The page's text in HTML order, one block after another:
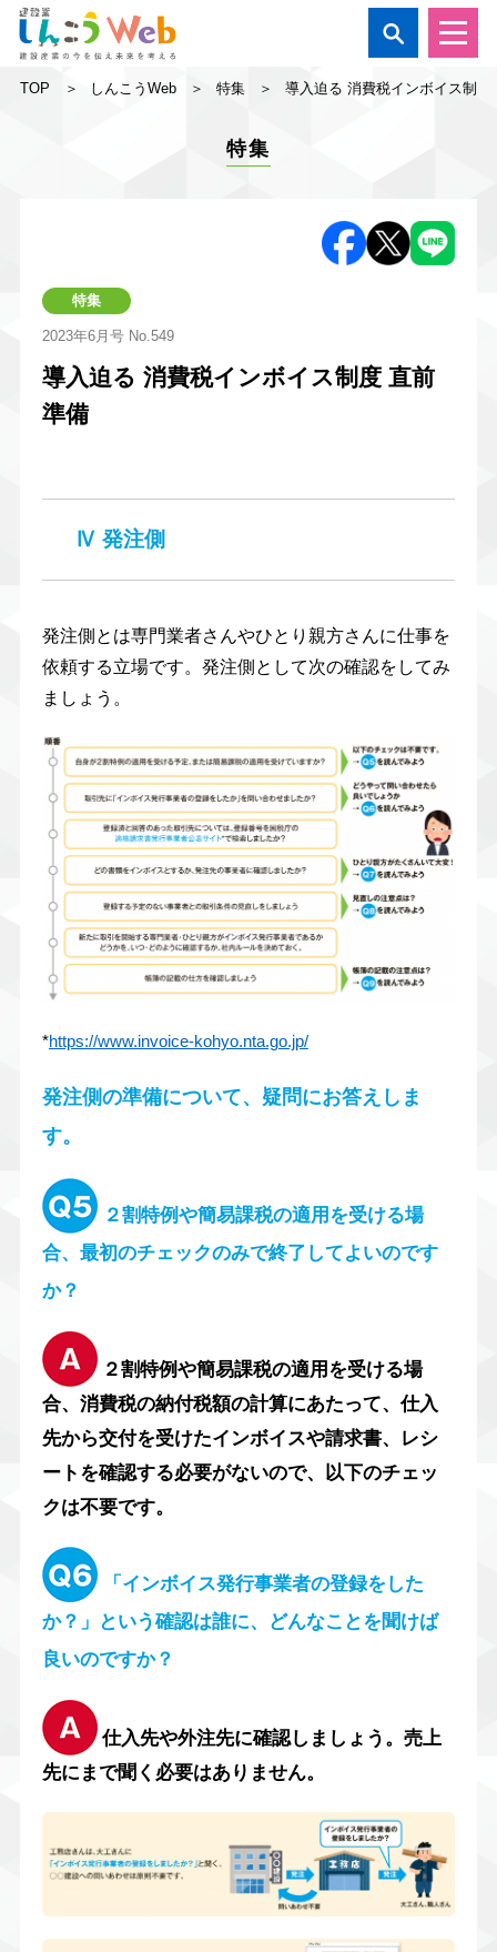

TOP しんこうWeb 特集 導入迫る 消費税インボイス制度
特集
特集
2023年6月号No.549
導入迫る 消費税インボイス制度 直前
準備
Ⅳ 発注側
発注側とは専門業者さんやひとり親方さんに仕事を
依頼する立場です。発注側として次の確認をしてみ
ましょう。
*https://www.invoice-kohyo.nta.go.jp/
発注側の準備について、疑問にお答えしま
す。
２割特例や簡易課税の適用を受ける場
合、最初のチェックのみで終了してよいのです
か？
２割特例や簡易課税の適用を受ける場
合、消費税の納付税額の計算にあたって、仕入
先から交付を受けたインボイスや請求書、レシ
ートを確認する必要がないので、以下のチェッ
クは不要です。
「インボイス発行事業者の登録をした
か？」という確認は誰に、どんなことを聞けば
良いのですか？
仕入先や外注先に確認しましょう。売上
先にまで聞く必要はありません。